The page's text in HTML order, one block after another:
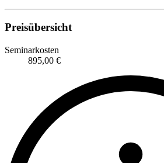
Preisübersicht
Seminarkosten
895,00 €